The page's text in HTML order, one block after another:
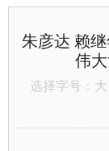
朱彦达 赖
伟
选择字号： 大